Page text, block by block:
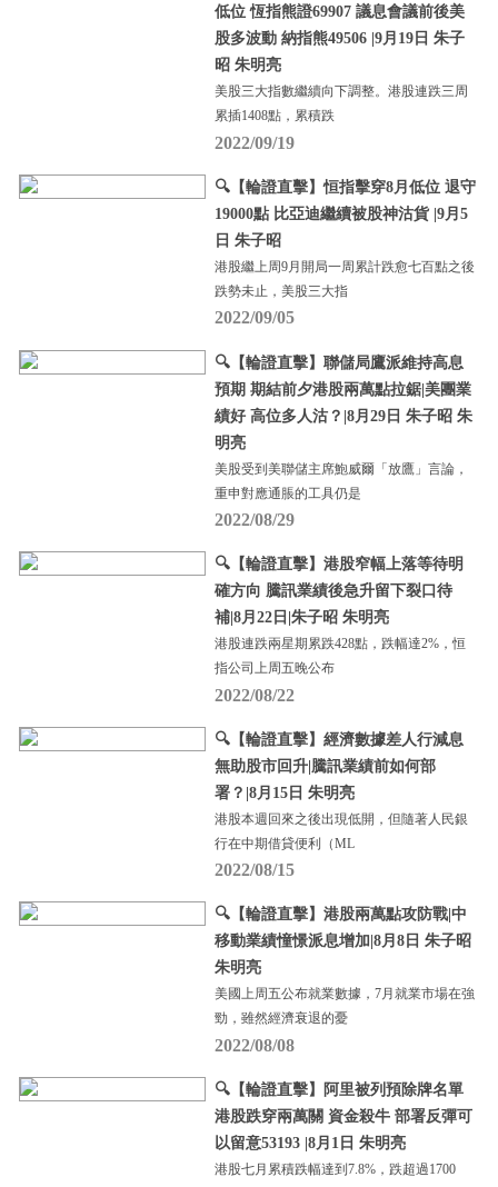
低位 恆指熊證69907 議息會議前後美
股多波動 納指熊49506 |9月19日 朱子
昭 朱明亮
美股三大指數繼續向下調整。港股連跌三周
累插1408點，累積跌
2022/09/19
🔍【輪證直擊】恒指擊穿8月低位 退守
19000點 比亞迪繼續被股神沽貨 |9月5
日 朱子昭
港股繼上周9月開局一周累計跌愈七百點之後
跌勢未止，美股三大指
2022/09/05
🔍【輪證直擊】聯儲局鷹派維持高息
預期 期結前夕港股兩萬點拉鋸|美團業
績好 高位多人沽？|8月29日 朱子昭 朱
明亮
美股受到美聯儲主席鮑威爾「放鷹」言論，
重申對應通脹的工具仍是
2022/08/29
🔍【輪證直擊】港股窄幅上落等待明
確方向 騰訊業績後急升留下裂口待
補|8月22日|朱子昭 朱明亮
港股連跌兩星期累跌428點，跌幅達2%，恒
指公司上周五晚公布
2022/08/22
🔍【輪證直擊】經濟數據差人行減息
無助股市回升|騰訊業績前如何部
署？|8月15日 朱明亮
港股本週回來之後出現低開，但隨著人民銀
行在中期借貸便利（ML
2022/08/15
🔍【輪證直擊】港股兩萬點攻防戰|中
移動業績憧憬派息增加|8月8日 朱子昭
朱明亮
美國上周五公布就業數據，7月就業市場在強
勁，雖然經濟衰退的憂
2022/08/08
🔍【輪證直擊】阿里被列預除牌名單
港股跌穿兩萬關 資金殺牛 部署反彈可
以留意53193 |8月1日 朱明亮
港股七月累積跌幅達到7.8%，跌超過1700